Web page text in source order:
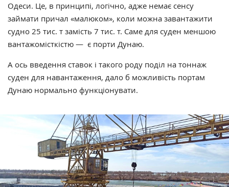
Одеси. Це, в принципі, логічно, адже немає сенсу
займати причал «малюком», коли можна завантажити
судно 25 тис. т замість 7 тис. т. Саме для суден меншою
вантажомісткістю — є порти Дунаю.
А ось введення ставок і такого роду поділ на тоннаж
суден для навантаження, дало б можливість портам
Дунаю нормально функціонувати.